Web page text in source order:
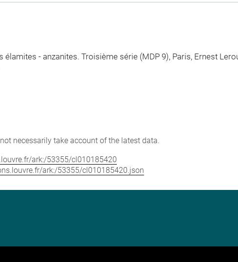
élamites - anzanites. Troisième série (MDP 9), Paris, Ernest
necessarily take account of the latest data.
ark:/53355/cl010185420
ark:/53355/cl010185420.json